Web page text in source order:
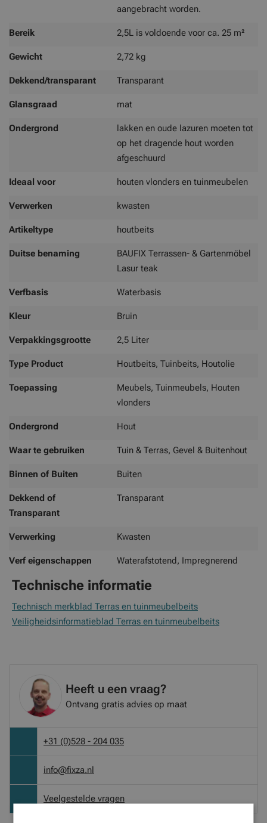
aangebracht worden.
Bereik 2,5L is voldoende voor ca. 25 m²
Gewicht 2,72 kg
Dekkend/transparant Transparant
Glansgraad mat
Ondergrond
lakken en oude lazuren moeten tot
op het dragende hout worden
afgeschuurd
Ideaal voor houten vlonders en tuinmeubelen
Verwerken kwasten
Artikeltype houtbeits
Duitse benaming
BAUFIX Terrassen- & Gartenmöbel
Lasur teak
Verfbasis Waterbasis
Kleur Bruin
Verpakkingsgrootte 2,5 Liter
Type Product Houtbeits, Tuinbeits, Houtolie
Toepassing
Meubels, Tuinmeubels, Houten
vlonders
Ondergrond Hout
Waar te gebruiken Tuin & Terras, Gevel & Buitenhout
Binnen of Buiten Buiten
Dekkend of
Transparant
Transparant
Verwerking Kwasten
Verf eigenschappen Waterafstotend, Impregnerend
Technische informatie
Technisch merkblad Terras en tuinmeubelbeits
Veiligheidsinformatieblad Terras en tuinmeubelbeits
Heeft u een vraag?
Ontvang gratis advies op maat
+31 (0)528 - 204 035
info@fixza.nl
Veelgestelde vragen